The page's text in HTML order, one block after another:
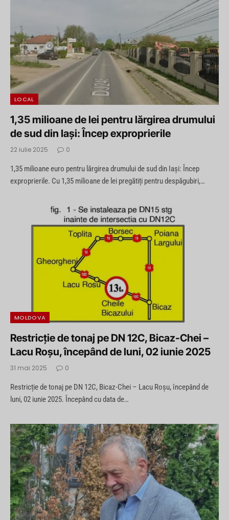
LOCAL
1,35 milioane de lei pentru lărgirea drumului
de sud din Iași: Încep exproprierile
22 iulie 2025 0
1,35 milioane euro pentru lărgirea drumului de sud din Iași: Încep
exproprierile. Cu 1,35 milioane de lei pregătiți pentru despăgubiri,…
MOLDOVA
Restricție de tonaj pe DN 12C, Bicaz-Chei –
Lacu Roșu, începând de luni, 02 iunie 2025
31 mai 2025 0
Restricție de tonaj pe DN 12C, Bicaz-Chei – Lacu Roșu, începând de
luni, 02 iunie 2025. Începând cu data de…